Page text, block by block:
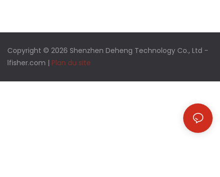
Copyright © 2026 Shenzhen Deheng Technology Co., Ltd -
lfisher.com | Plan du site